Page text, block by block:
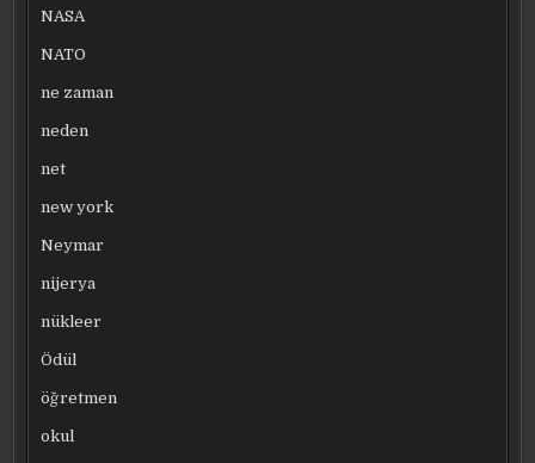
NASA
NATO
ne zaman
neden
net
new york
Neymar
nijerya
nükleer
Ödül
öğretmen
okul